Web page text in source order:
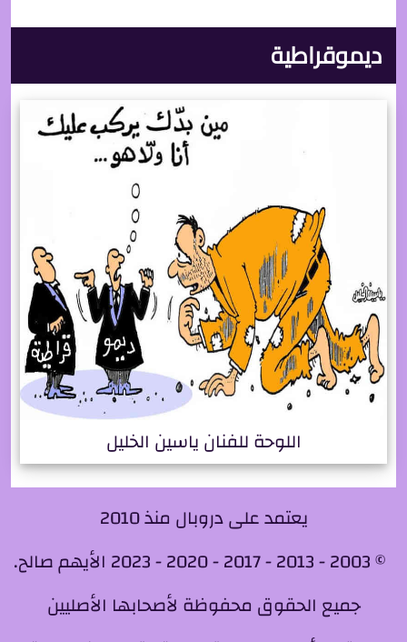
ديموقراطية
اللوحة للفنان ياسين الخليل
يعتمد على دروبال منذ 2010
© 2003 - 2013 - 2017 - 2020 - 2023 الأيهم صالح.
جميع الحقوق محفوظة لأصحابها الأصليين